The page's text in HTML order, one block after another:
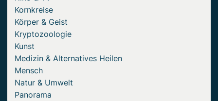
Kornkreise
Körper & Geist
Kryptozoologie
Kunst
Medizin & Alternatives Heilen
Mensch
Natur & Umwelt
Panorama